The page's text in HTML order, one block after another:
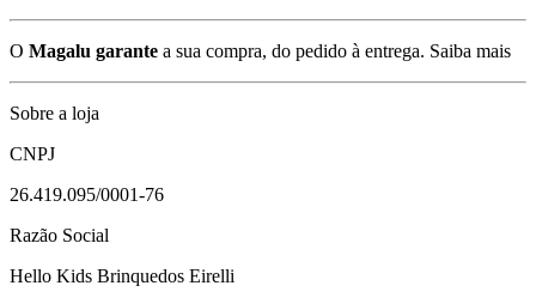
O Magalu garante a sua compra, do pedido à entrega. Saiba mais
Sobre a loja
CNPJ
26.419.095/0001-76
Razão Social
Hello Kids Brinquedos Eirelli